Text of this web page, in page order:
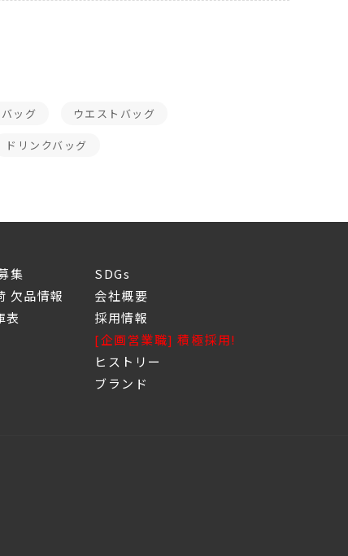
ッグ ウエストバッグ
ドリンクバッグ
集
欠品情報
SDGs
会社概要
採用情報
[企画営業職] 積極採用!
ヒストリー
ブランド